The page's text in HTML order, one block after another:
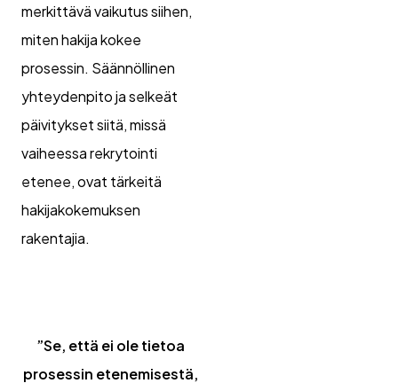
merkittävä vaikutus siihen,
miten hakija kokee
prosessin. Säännöllinen
yhteydenpito ja selkeät
päivitykset siitä, missä
vaiheessa rekrytointi
etenee, ovat tärkeitä
hakijakokemuksen
rakentajia.
”Se, että ei ole tietoa
prosessin etenemisestä,